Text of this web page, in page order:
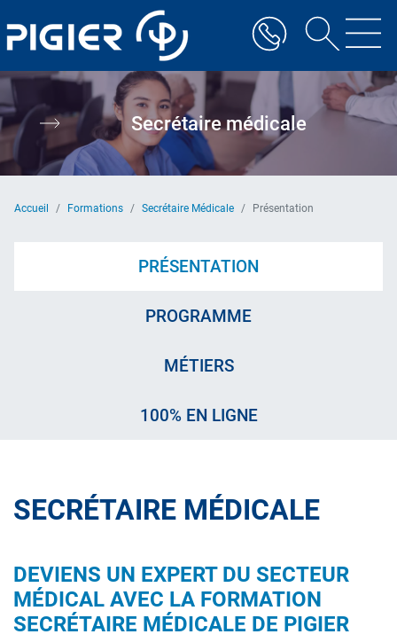
au
contenu
Secrétaire médicale
Accueil Formations Secrétaire Médicale Présentation
PRÉSENTATION
PROGRAMME
MÉTIERS
100% EN LIGNE
SECRÉTAIRE MÉDICALE
DEVIENS UN EXPERT DU SECTEUR
MÉDICAL AVEC LA FORMATION
SECRÉTAIRE MÉDICALE DE PIGIER